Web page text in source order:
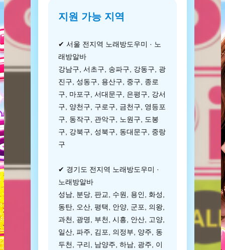
지원 가능 지역
✔ 서울 전지역 노래방도우미 · 노
래방알바
강남구, 서초구, 송파구, 강동구, 광
진구, 성동구, 용산구, 중구, 종로
구, 마포구, 서대문구, 은평구, 강서
구, 양천구, 구로구, 금천구, 영등포
구, 동작구, 관악구, 노원구, 도봉
구, 강북구, 성북구, 동대문구, 중랑
구
✔ 경기도 전지역 노래방도우미 ·
노래방알바
성남, 분당, 판교, 수원, 용인, 화성,
동탄, 오산, 평택, 안양, 군포, 의왕,
과천, 광명, 부천, 시흥, 안산, 고양,
일산, 파주, 김포, 의정부, 양주, 동
두천, 구리, 남양주, 하남, 광주, 이